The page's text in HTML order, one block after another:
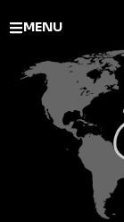
MENU